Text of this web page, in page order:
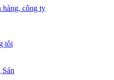
hàng, công ty
tôi